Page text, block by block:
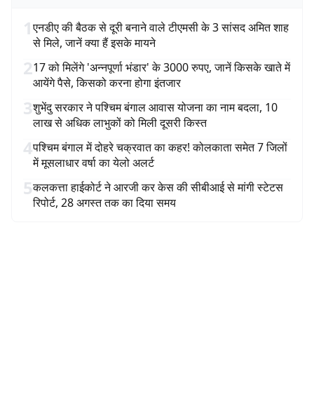
1एनडीए की बैठक से दूरी बनाने वाले टीएमसी के 3 सांसद अमित शाह
से मिले, जानें क्या हैं इसके मायने
217 को मिलेंगे 'अन्नपूर्णा भंडार' के 3000 रुपए, जानें किसके खाते में
आयेंगे पैसे, किसको करना होगा इंतजार
3शुभेंदु सरकार ने पश्चिम बंगाल आवास योजना का नाम बदला, 10
लाख से अधिक लाभुकों को मिली दूसरी किस्त
4पश्चिम बंगाल में दोहरे चक्रवात का कहर! कोलकाता समेत 7 जिलों
में मूसलाधार वर्षा का येलो अलर्ट
5कलकत्ता हाईकोर्ट ने आरजी कर केस की सीबीआई से मांगी स्टेटस
रिपोर्ट, 28 अगस्त तक का दिया समय